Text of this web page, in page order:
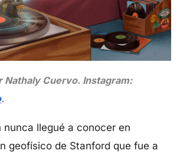
Nathaly Cuervo. Instagram:
.
llegué a conocer en
geofísico de Stanford que fue a